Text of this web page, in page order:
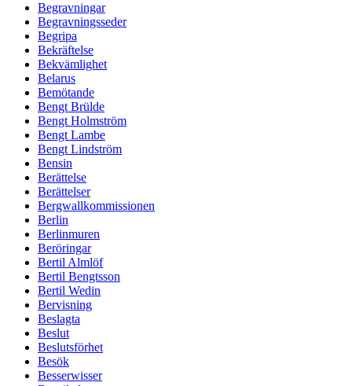
Begravningar
Begravningsseder
Begripa
Bekräftelse
Bekvämlighet
Belarus
Bemötande
Bengt Brülde
Bengt Holmström
Bengt Lambe
Bengt Lindström
Bensin
Berättelse
Berättelser
Bergwallkommissionen
Berlin
Berlinmuren
Beröringar
Bertil Almlöf
Bertil Bengtsson
Bertil Wedin
Bervisning
Beslagta
Beslut
Beslutsförhet
Besök
Besserwisser